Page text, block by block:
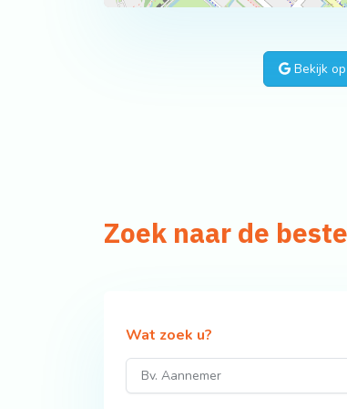
Bekijk
Zoek naar de
Wat zoek u?